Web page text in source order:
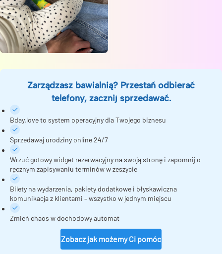
Zarządzasz bawialnią? Przestań odbierać
telefony, zacznij sprzedawać.
Bday.love to system operacyjny dla Twojego biznesu
Sprzedawaj urodziny online 24/7
Wrzuć gotowy widget rezerwacyjny na swoją stronę i zapomnij o
ręcznym zapisywaniu terminów w zeszycie
Bilety na wydarzenia, pakiety dodatkowe i błyskawiczna
komunikacja z klientami – wszystko w jednym miejscu
Zmień chaos w dochodowy automat
Zobacz jak możemy Ci pomóc